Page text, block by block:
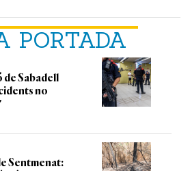
PORTADA
de Sabadell
no
Sentmenat: